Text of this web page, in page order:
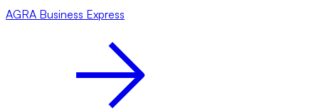
AGRA Business Express